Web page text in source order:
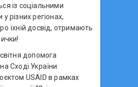
із соціальними
різних регіонах,
їхній досвід, отримають
допомога
Сході України
USAID в рамках